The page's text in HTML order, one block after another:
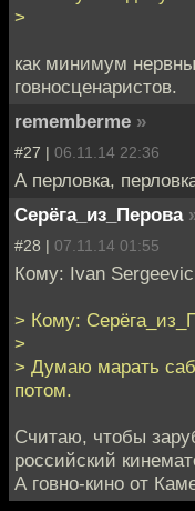
>
как минимум
говносценаристов.
rememberme »
#27 | 06.11.14 22:36
А перловка,
Серёга_из_Перова
#28 | 07.11.14 01:55
Кому: Ivan
> Кому:
>
> Думаю марать
потом.
Считаю, чтобы
российский
А говно-кино от